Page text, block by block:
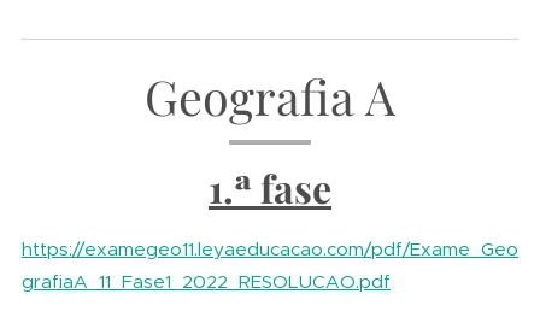
Geografia A
1.ª fase
https://examegeo11.leyaeducacao.com/pdf/Exame_Geo
grafiaA_11_Fase1_2022_RESOLUCAO.pdf